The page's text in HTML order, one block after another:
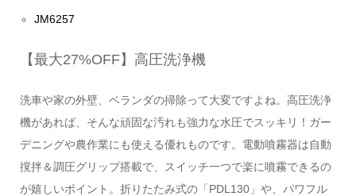
JM6257
【最大27%OFF】高圧洗浄機
洗車や家の外壁、ベランダの掃除って大変ですよね。高圧洗浄
機があれば、そんな頑固な汚れも強力な水圧でスッキリ！ガー
デニングや農作業にも使える優れものです。電動噴霧器は自動
撹拌＆調圧グリップ搭載で、スイッチ一つで楽に噴霧できるの
が嬉しいポイント。折りたたみ式の「PDL130」や、パワフル